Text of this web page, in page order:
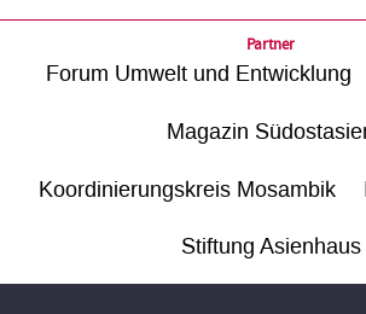
Partner
Forum Umwelt und Entwicklung
Magazin
Koordinierungskreis Mosambik
Stiftung Asienhaus